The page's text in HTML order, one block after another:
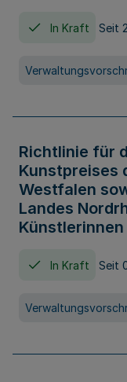
In Kraft Seit
Richtlinie für
Kunstpreises
Westfalen
Landes
In Kraft Seit